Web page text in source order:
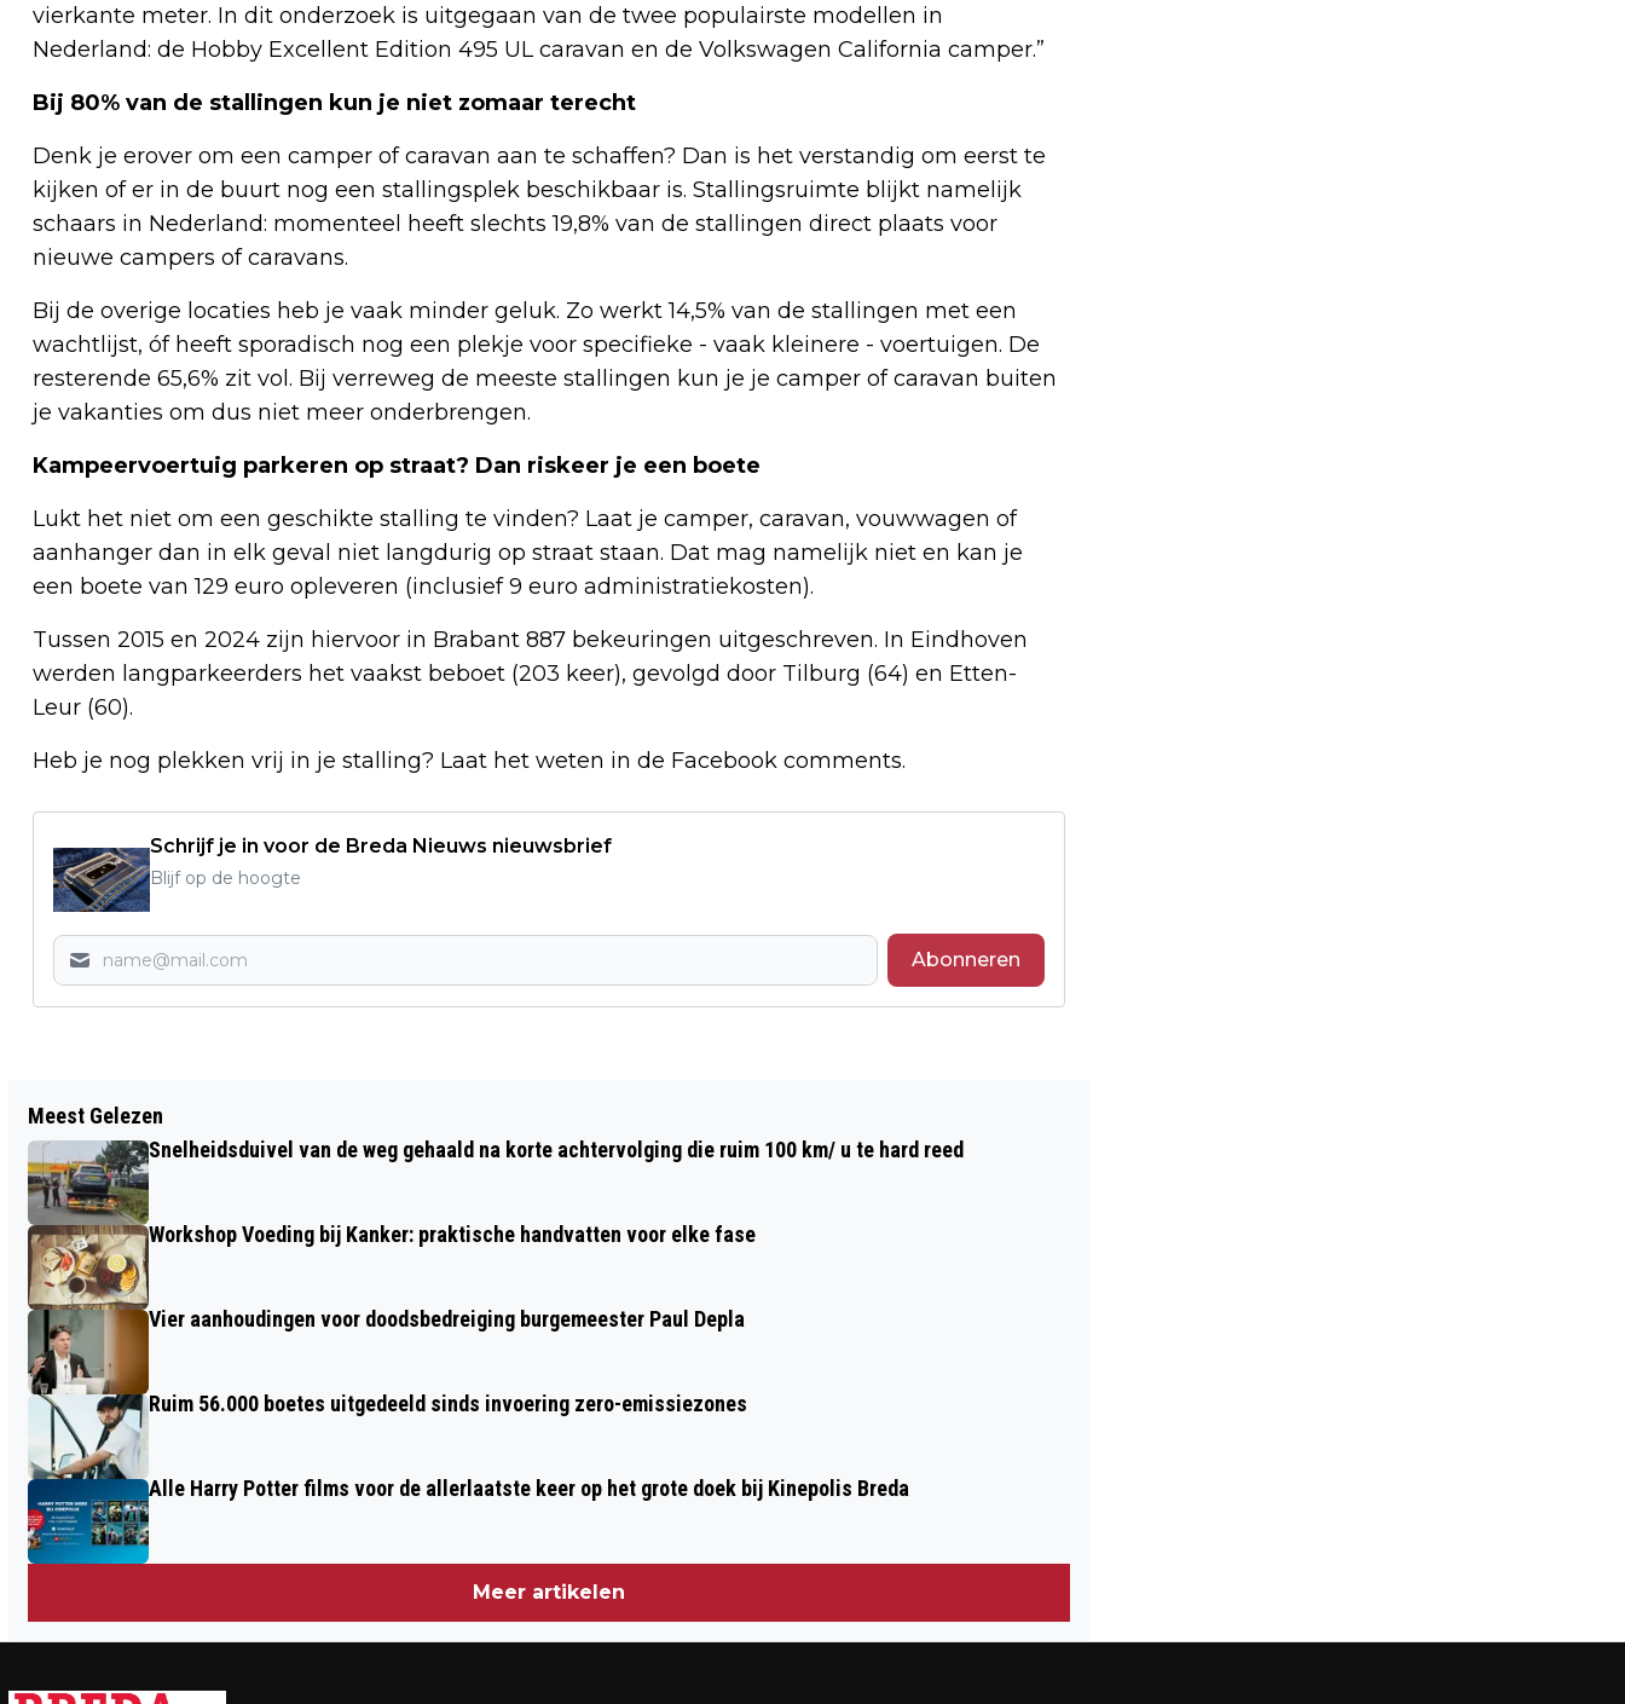
vierkante meter. In dit onderzoek is uitgegaan van de twee populairste modellen in
Nederland: de Hobby Excellent Edition 495 UL caravan en de Volkswagen California camper.”
Bij 80% van de stallingen kun je niet zomaar terecht
Denk je erover om een camper of caravan aan te schaffen? Dan is het verstandig om eerst te
kijken of er in de buurt nog een stallingsplek beschikbaar is. Stallingsruimte blijkt namelijk
schaars in Nederland: momenteel heeft slechts 19,8% van de stallingen direct plaats voor
nieuwe campers of caravans.
Bij de overige locaties heb je vaak minder geluk. Zo werkt 14,5% van de stallingen met een
wachtlijst, óf heeft sporadisch nog een plekje voor specifieke - vaak kleinere - voertuigen. De
resterende 65,6% zit vol. Bij verreweg de meeste stallingen kun je je camper of caravan buiten
je vakanties om dus niet meer onderbrengen.
Kampeervoertuig parkeren op straat? Dan riskeer je een boete
Lukt het niet om een geschikte stalling te vinden? Laat je camper, caravan, vouwwagen of
aanhanger dan in elk geval niet langdurig op straat staan. Dat mag namelijk niet en kan je
een boete van 129 euro opleveren (inclusief 9 euro administratiekosten).
Tussen 2015 en 2024 zijn hiervoor in Brabant 887 bekeuringen uitgeschreven. In Eindhoven
werden langparkeerders het vaakst beboet (203 keer), gevolgd door Tilburg (64) en Etten-
Leur (60).
Heb je nog plekken vrij in je stalling? Laat het weten in de Facebook comments.
Schrijf je in voor de Breda Nieuws nieuwsbrief
Blijf op de hoogte
Abonneren
HUIS GEKOCHT IN BREDA? HIER MOET
JE AAN DENKEN
CONGRESS' KOMT NAAR BREDA
Meest Gelezen
Snelheidsduivel van de weg gehaald na korte achtervolging die ruim 100 km/ u te hard reed
Workshop Voeding bij Kanker: praktische handvatten voor elke fase
Vier aanhoudingen voor doodsbedreiging burgemeester Paul Depla
Ruim 56.000 boetes uitgedeeld sinds invoering zero-emissiezones
Alle Harry Potter films voor de allerlaatste keer op het grote doek bij Kinepolis Breda
Meer artikelen